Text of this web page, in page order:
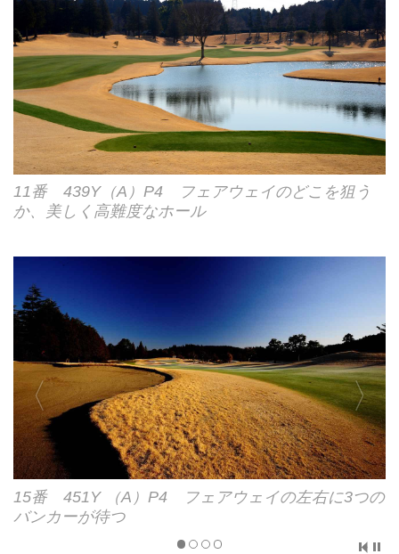
11番 439Y（A）P4 フェアウェイのどこを狙う
か、美しく高難度なホール
16番 374Y（A）P4 写真左がティ、右奥がグリ
ーン。池越えの砲台グリーン